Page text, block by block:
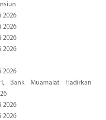
2026
2026
2026
2026
2026
Bank Muamalat Hadirkan
2026
2026